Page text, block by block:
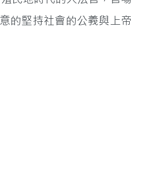
的堅持社會的公義與上帝